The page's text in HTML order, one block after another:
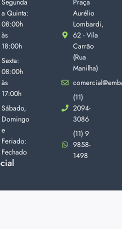
Segunda
a Quinta:
08:00h
às
18:00h
Sexta:
08:00h
às
17:00h
Sábado,
Domingo
e
Feriado:
Fechado
Praça
Aurélio
Lombardi,
62 - Vila
Carrão
(Rua
Manilha)
(11)
2094-
3086
(11) 9
9858-
1498